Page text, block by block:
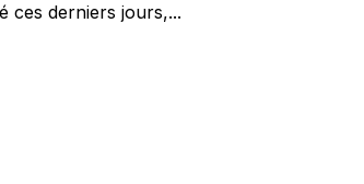
ces derniers jours,...